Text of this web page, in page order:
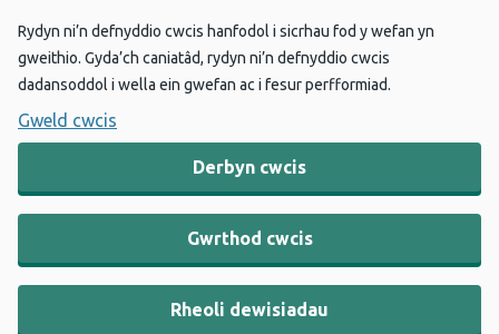
Rydyn ni’n defnyddio cwcis hanfodol i sicrhau fod y wefan yn
gweithio. Gyda’ch caniatâd, rydyn ni’n defnyddio cwcis
dadansoddol i wella ein gwefan ac i fesur perfformiad.
Gweld cwcis
Derbyn cwcis
Gwrthod cwcis
Rheoli dewisiadau